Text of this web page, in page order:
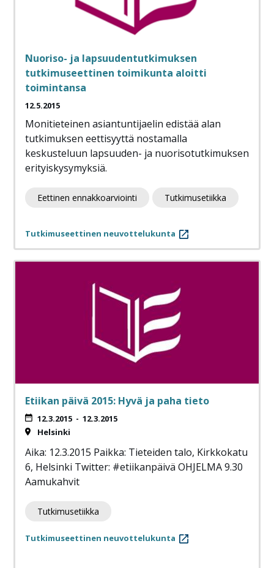
Nuoriso- ja lapsuudentutkimuksen
tutkimuseettinen toimikunta aloitti
toimintansa
12.5.2015
Monitieteinen asiantuntijaelin edistää alan
tutkimuksen eettisyyttä nostamalla
keskusteluun lapsuuden- ja nuorisotutkimuksen
erityiskysymyksiä.
Eettinen ennakkoarviointi Tutkimusetiikka
Tutkimuseettinen neuvottelukunta
Etiikan päivä 2015: Hyvä ja paha tieto
12.3.2015 - 12.3.2015
Helsinki
Aika: 12.3.2015 Paikka: Tieteiden talo, Kirkkokatu
6, Helsinki Twitter: #etiikanpäivä OHJELMA 9.30
Aamukahvit
Tutkimusetiikka
Tutkimuseettinen neuvottelukunta